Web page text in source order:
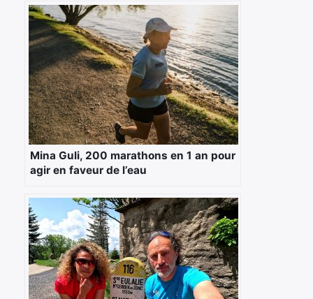
Mina Guli, 200 marathons en 1 an pour
agir en faveur de l’eau